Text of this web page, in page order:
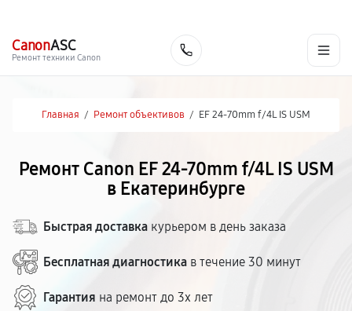
CanonASC
Ремонт техники Canon
Главная / Ремонт объективов / EF 24-70mm f/4L IS USM
Ремонт Canon EF 24-70mm f/4L IS USM
в Екатеринбурге
Быстрая доставка курьером в день заказа
Бесплатная диагностика в течение 30 минут
Гарантия на ремонт до 3х лет